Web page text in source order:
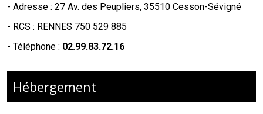
- Adresse : 27 Av. des Peupliers, 35510 Cesson-Sévigné
- RCS : RENNES 750 529 885
- Téléphone : 02.99.83.72.16
Hébergement